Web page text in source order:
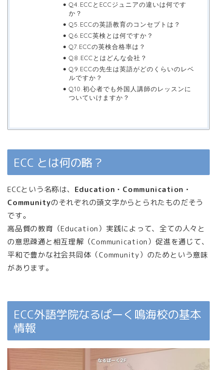
Q4.ECCとECCジュニアの違いは何です
か？
Q5.ECCの英語教育のコンセプトは？
Q6.ECC英検とは何ですか？
Q7.ECCの英検合格率は？
Q8.ECCとはどんな会社？
Q9.ECCの先生は英語がどのくらいのレベ
ルですか？
Q10.初心者でも外国人講師のレッスンに
ついていけますか？
ECC とは何の略？
ECCという名称は、 Education・Communication・
Communityのそれぞれの頭文字からとられたものだそう
です。
高品質の教育（Education）実践によって、全ての人々と
の意思疎通と相互理解（Communication）促進を通じて、
平和で豊かな社会共同体（Community）のためという意味
があります。
ECC外語学院なるぱーく鳴海校の基本
情報